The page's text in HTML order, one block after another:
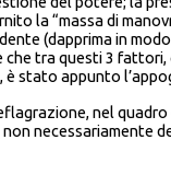
la “massa di
(dapprima in
tra questi 3 fattori,
è stato appunto
nel
necessariamente